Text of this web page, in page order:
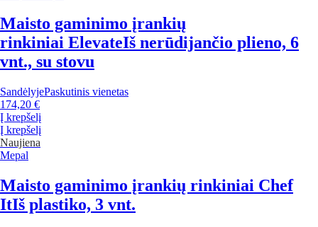
Maisto gaminimo įrankių
rinkiniai ElevateIš nerūdijančio plieno, 6
vnt., su stovu
SandėlyjePaskutinis vienetas
174,20 €
Į krepšelį
Į krepšelį
Naujiena
Mepal
Maisto gaminimo įrankių rinkiniai Chef
ItIš plastiko, 3 vnt.